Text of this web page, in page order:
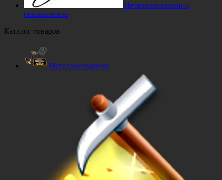
Металлоискатели и
безопасность
Каталог товаров
Металлоискатели